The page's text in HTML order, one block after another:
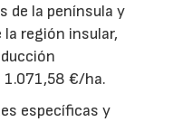
de la península y
región insular,
1.071,58 €/ha.
específicas y